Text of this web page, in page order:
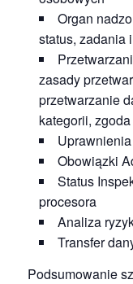
Organ
status, zadania
zasady
przetwarzanie
kategorii,
Obowiązki
Status
procesora
Analiza
Transfer
Podsumowanie